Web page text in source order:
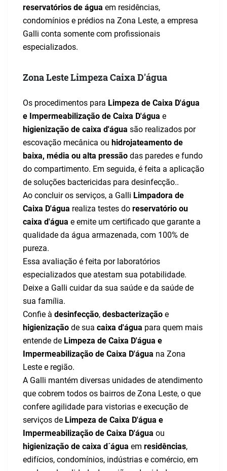
reservatórios de água em residências,
condomínios e prédios na Zona Leste, a empresa
Galli conta somente com profissionais
especializados.
Zona Leste Limpeza Caixa D'água
Os procedimentos para Limpeza de Caixa D'água
e Impermeabilização de Caixa D'água e
higienização de caixa d'água são realizados por
escovação mecânica ou hidrojateamento de
baixa, média ou alta pressão das paredes e fundo
do compartimento. Em seguida, é feita a aplicação
de soluções bactericidas para desinfecção..
Ao concluir os serviços, a Galli Limpadora de
Caixa D'água realiza testes do reservatório ou
caixa d'água e emite um certificado que garante a
qualidade da água armazenada, com 100% de
pureza.
Essa avaliação é feita por laboratórios
especializados que atestam sua potabilidade.
Deixe a Galli cuidar da sua saúde e da saúde de
sua família.
Confie à desinfecção, desbacterização e
higienização de sua caixa d'água para quem mais
entende de Limpeza de Caixa D'água e
Impermeabilização de Caixa D'água na Zona
Leste e região.
A Galli mantém diversas unidades de atendimento
que cobrem todos os bairros de Zona Leste, o que
confere agilidade para vistorias e execução de
serviços de Limpeza de Caixa D'água e
Impermeabilização de Caixa D'água ou
higienização de caixa d´água em residências,
edifícios, condomínios, indústrias e comércio, em